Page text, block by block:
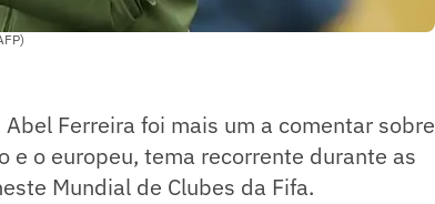
Abel Ferreira foi mais um a comentar sobre
o europeu, tema recorrente durante as
Mundial de Clubes da Fifa.